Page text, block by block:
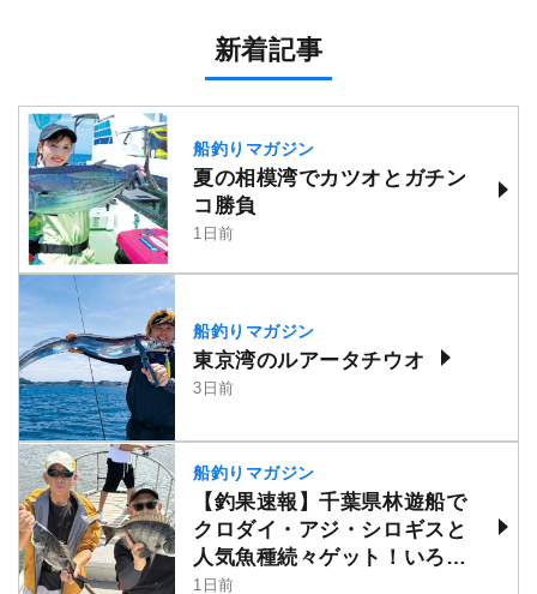
新着記事
船釣りマガジン
夏の相模湾でカツオとガチン
コ勝負
1日前
船釣りマガジン
東京湾のルアータチウオ
3日前
船釣りマガジン
【釣果速報】千葉県林遊船で
クロダイ・アジ・シロギスと
人気魚種続々ゲット！いろい
ろな魚との出会いを楽しみた
1日前